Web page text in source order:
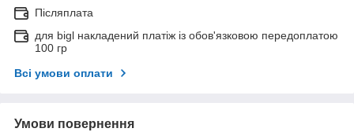
Післяплата
для bigl накладений платіж із обов'язковою передоплатою
100 гр
Всі умови оплати
Умови повернення